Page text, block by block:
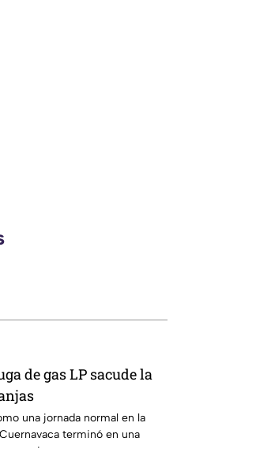
de gas LP sacude la
una jornada normal en la
terminó en una